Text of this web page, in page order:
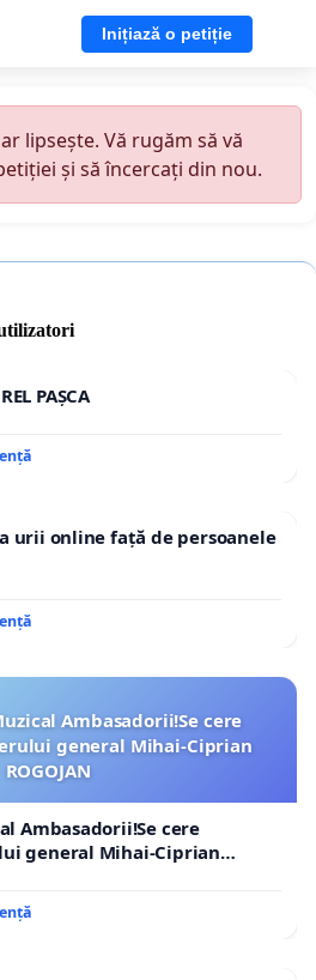
Inițiază o petiție
lipsește. Vă rugăm să vă
și să încercați din nou.
PAȘCA
urii online față de persoanele
Ambasadorii!Se cere
general Mihai-Ciprian
ROGOJAN
Ambasadorii!Se cere
general Mihai-Ciprian